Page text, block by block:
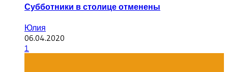
Субботники в столице отменены
Юлия
06.04.2020
1